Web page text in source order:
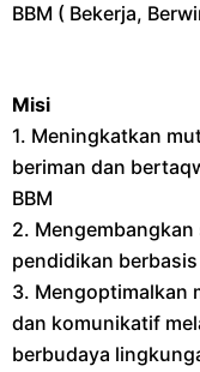
BBM ( Bekerja,
Misi
1. Meningkatkan
beriman dan
BBM
2.
pendidikan
3. Mengoptimalkan
dan komunikatif
berbudaya